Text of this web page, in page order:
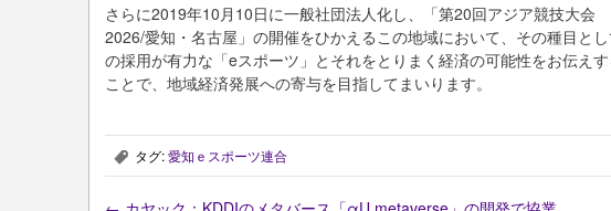
さらに2019年10月10日に一般社団法人化し、「第20回アジア競技大会
2026/愛知・名古屋」の開催をひかえるこの地域において、その種目とし
の採用が有力な「eスポーツ」とそれをとりまく経済の可能性をお伝えす
ことで、地域経済発展への寄与を目指してまいります。
, タグ:愛知ｅスポーツ連合